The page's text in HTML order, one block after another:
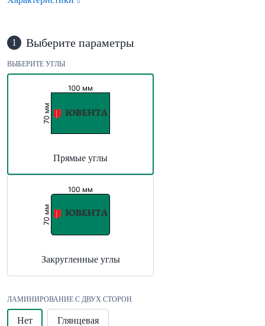
1 Выберите параметры
ВЫБЕРИТЕ УГЛЫ
Прямые углы
Закругленные углы
ЛАМИНИРОВАНИЕ С ДВУХ СТОРОН
Нет Глянцевая